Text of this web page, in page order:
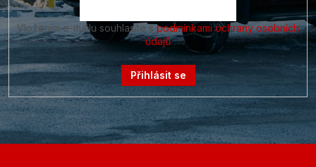
Vložením e-mailu souhlasíte spodmínkami ochrany osobních
údajů
Přihlásit se